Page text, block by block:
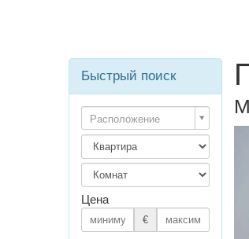
Быстрый поиск
Расположение
Цена
€